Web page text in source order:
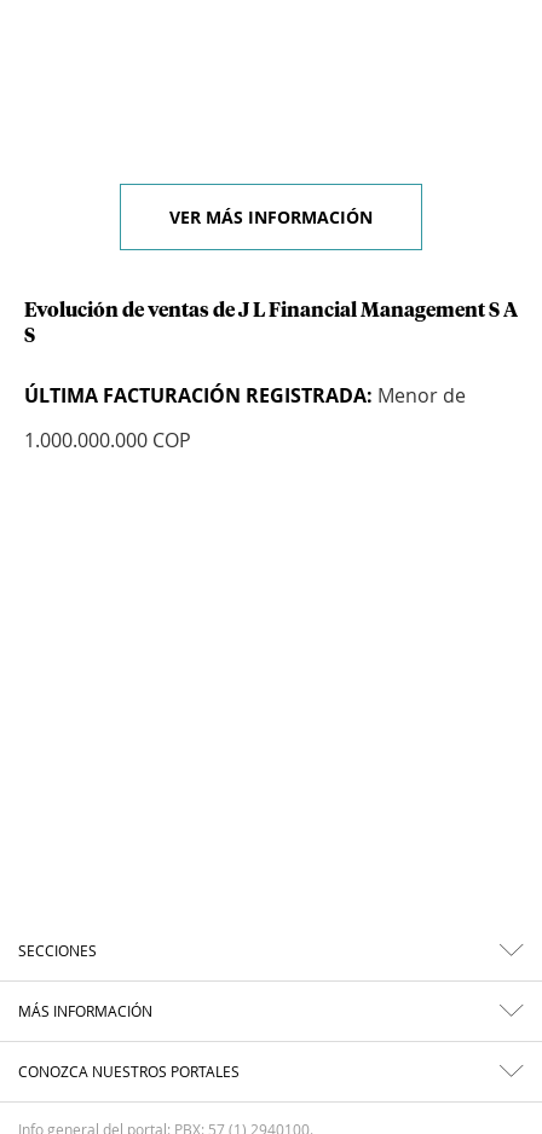
VER MÁS INFORMACIÓN
Evolución de ventas de J L Financial Management S A
S
ÚLTIMA FACTURACIÓN REGISTRADA: Menor de
1.000.000.000 COP
SECCIONES
MÁS INFORMACIÓN
CONOZCA NUESTROS PORTALES
Info general del portal: PBX: 57 (1) 2940100.